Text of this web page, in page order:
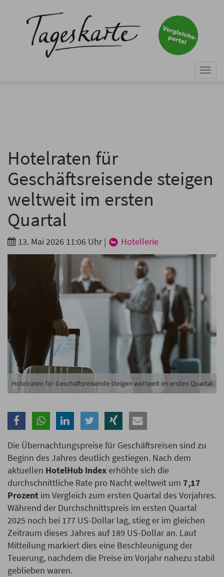
Hotelraten für
Geschäftsreisende steigen
weltweit im ersten
Quartal
13. Mai 2026 11:06 Uhr | Hotellerie
Hotelraten für Geschäftsreisende steigen weltweit im ersten Quartal
Die Übernachtungspreise für Geschäftsreisen sind zu
Beginn des Jahres deutlich gestiegen. Nach dem
aktuellen HotelHub Index erhöhte sich die
durchschnittliche Rate pro Nacht weltweit um 7,17
Prozent im Vergleich zum ersten Quartal des Vorjahres.
Während der Durchschnittspreis im ersten Quartal
2025 noch bei 177 US-Dollar lag, stieg er im gleichen
Zeitraum dieses Jahres auf 189 US-Dollar an. Laut
Mitteilung markiert dies eine Beschleunigung der
Teuerung, nachdem die Preise im Vorjahr nahezu stabil
geblieben waren.
Keine Nachricht mehr
verpassen!
E-Mail*
Branche
Ich möchte folgende Newsletter erhalten
Tageskarte-Newsletter (gegen 8.30 Uhr)
Ich habe die
Datenschutzerklärungzur Kenntnis
genommen.
Anmelden Danke, heute nicht